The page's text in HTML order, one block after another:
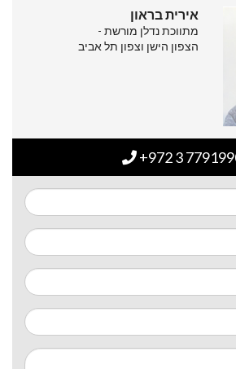
אירית בראון
מתווכת נדלן מורשת -
הצפון הישן וצפון תל אביב
+972 3